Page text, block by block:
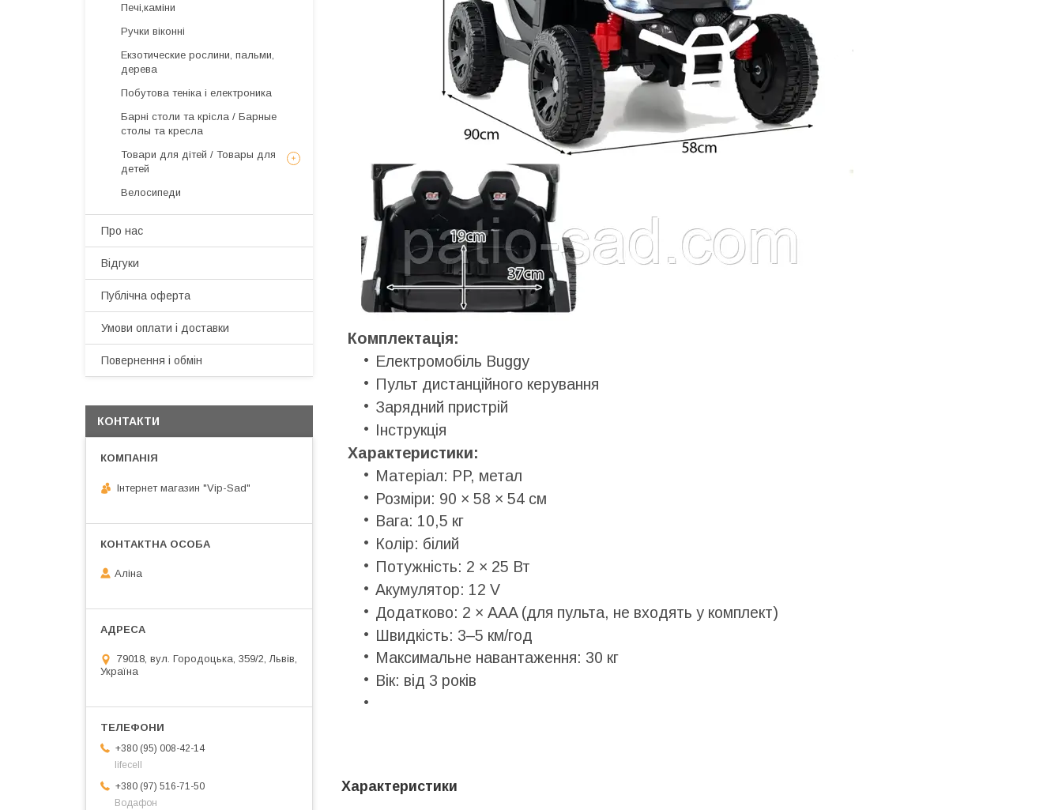
Комплектація:
Електромобіль Buggy
Пульт дистанційного керування
Зарядний пристрій
Інструкція
Характеристики:
Матеріал: PP, метал
Розміри: 90 × 58 × 54 см
Вага: 10,5 кг
Колір: білий
Потужність: 2 × 25 Вт
Акумулятор: 12 V
Додатково: 2 × AAA (для пульта, не входять у комплект)
Швидкість: 3–5 км/год
Максимальне навантаження: 30 кг
Вік: від 3 років
Характеристики
Печі,каміни
Ручки віконні
Екзотические рослини, пальми,
дерева
Побутова теніка і електроника
Барні столи та крісла / Барные
столы та кресла
Товари для дітей / Товары для
детей
Велосипеди
Про нас
Відгуки
Публічна оферта
Умови оплати і доставки
Повернення і обмін
КОНТАКТИ
Інтернет магазин "Vip-Sad"
Аліна
79018, вул. Городоцька, 359/2, Львів,
Україна
+380 (95) 008-42-14
lifecell
+380 (97) 516-71-50
Водафон